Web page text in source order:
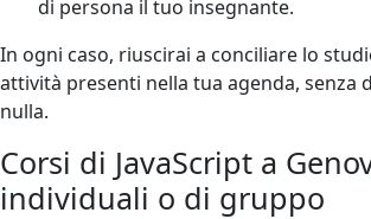
di persona il tuo insegnante.
In ogni caso, riuscirai a conciliare lo
attività presenti nella tua agenda, senza
nulla.
Corsi di JavaScript a
individuali o di gruppo